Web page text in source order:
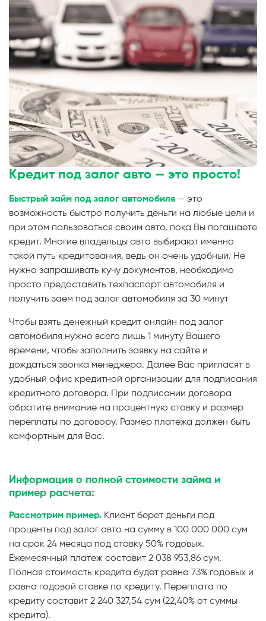
Кредит под залог авто — это просто!
Быстрый займ под залог автомобиля — это
возможность быстро получить деньги на любые цели и
при этом пользоваться своим авто, пока Вы погашаете
кредит. Многие владельцы авто выбирают именно
такой путь кредитования, ведь он очень удобный. Не
нужно запрашивать кучу документов, необходимо
просто предоставить техпаспорт автомобиля и
получить заем под залог автомобиля за 30 минут
Чтобы взять денежный кредит онлайн под залог
автомобиля нужно всего лишь 1 минуту Вашего
времени, чтобы заполнить заявку на сайте и
дождаться звонка менеджера. Далее Вас пригласят в
удобный офис кредитной организации для подписания
кредитного договора. При подписании договора
обратите внимание на процентную ставку и размер
переплаты по договору. Размер платежа должен быть
комфортным для Вас.
Информация о полной стоимости займа и
пример расчета:
Рассмотрим пример. Клиент берет деньги под
проценты под залог авто на сумму в 100 000 000 сум
на срок 24 месяца под ставку 50% годовых.
Ежемесячный платеж составит 2 038 953,86 сум.
Полная стоимость кредита будет равна 73% годовых и
равна годовой ставке по кредиту. Переплата по
кредиту составит 2 240 327,54 сум (22,40% от суммы
кредита).